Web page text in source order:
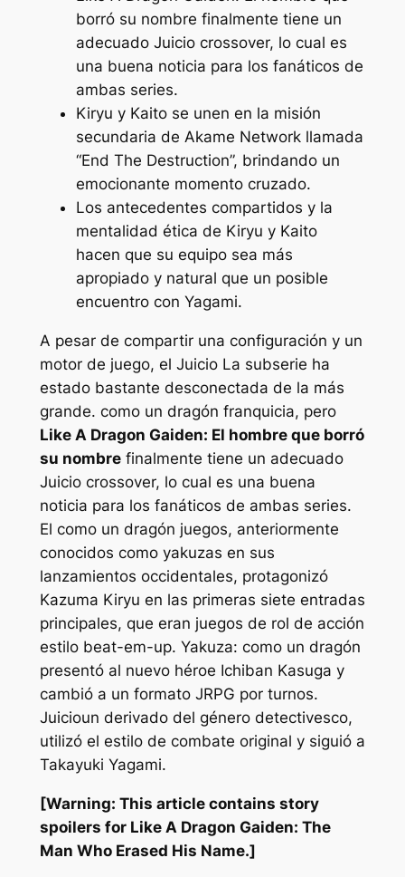
borró su nombre finalmente tiene un
adecuado Juicio crossover, lo cual es
una buena noticia para los fanáticos de
ambas series.
Kiryu y Kaito se unen en la misión
secundaria de Akame Network llamada
“End The Destruction”, brindando un
emocionante momento cruzado.
Los antecedentes compartidos y la
mentalidad ética de Kiryu y Kaito
hacen que su equipo sea más
apropiado y natural que un posible
encuentro con Yagami.
A pesar de compartir una configuración y un
motor de juego, el JuicioLa subserie ha
estado bastante desconectada de la más
grande. como un dragón franquicia, pero
Like A Dragon Gaiden: El hombre que borró
su nombrefinalmente tiene un adecuado
Juiciocrossover, lo cual es una buena
noticia para los fanáticos de ambas series.
El como un dragón juegos, anteriormente
conocidos como yakuzas en sus
lanzamientos occidentales, protagonizó
Kazuma Kiryu en las primeras siete entradas
principales, que eran juegos de rol de acción
estilo beat-em-up. Yakuza: como un dragón
presentó al nuevo héroe Ichiban Kasuga y
cambió a un formato JRPG por turnos.
Juicioun derivado del género detectivesco,
utilizó el estilo de combate original y siguió a
Takayuki Yagami.
[Warning: This article contains story
spoilers for Like A Dragon Gaiden: The
Man Who Erased His Name.]